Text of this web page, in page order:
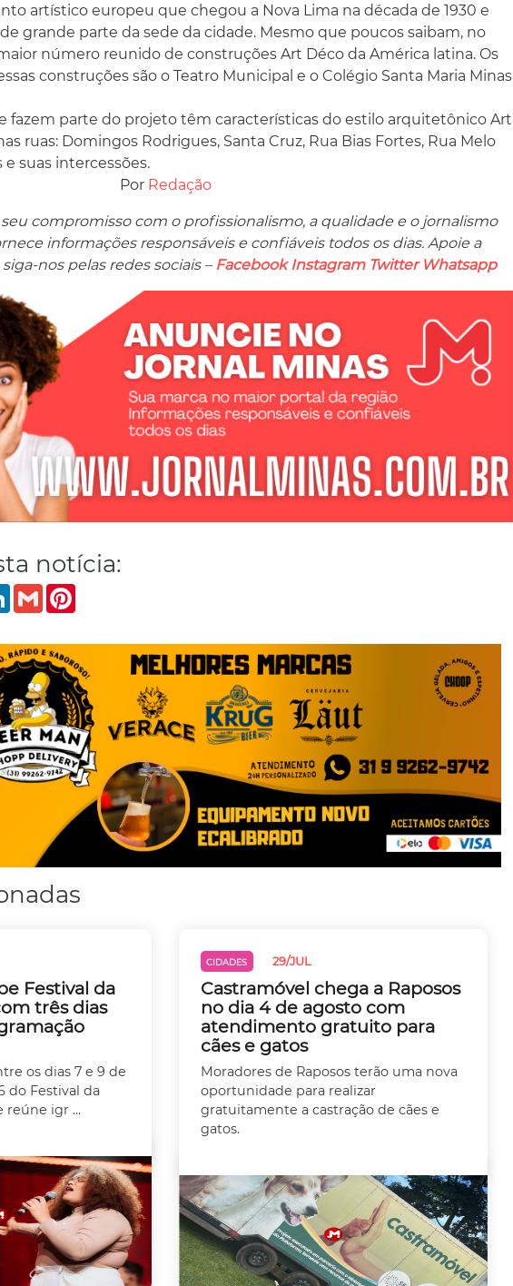
artístico europeu que chegou a Nova Lima na década de 1930 e
grande parte da sede da cidade. Mesmo que poucos saibam, no
número reunido de construções Art Déco da América latina. Os
construções são o Teatro Municipal e o Colégio Santa Maria Minas
fazem parte do projeto têm características do estilo arquitetônico Art
ruas: Domingos Rodrigues, Santa Cruz, Rua Bias Fortes, Rua Melo
e suas intercessões.
Por Redação
compromisso com o profissionalismo, a qualidade e o jornalismo
informações responsáveis ​​e confiáveis ​​todos os dias. Apoie a
nos pelas redes sociais – Facebook Instagram Twitter Whatsapp
notícia:
LinkedIn
Gmail
Festival da
três dias
os dias 7 e 9 de
do Festival da
reúne igr ...
CIDADES 29/JUL
Castramóvel chega a Raposos
no dia 4 de agosto com
atendimento gratuito para
cães e gatos
Moradores de Raposos terão uma nova
oportunidade para realizar
gratuitamente a castração de cães e
gatos.